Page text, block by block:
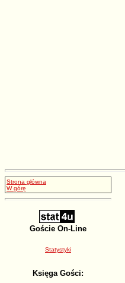
Strona główna
W górę
Goście On-Line
Statystyki
Księga Gości: